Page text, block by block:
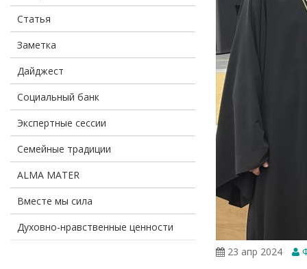
Статья
Заметка
Дайджест
Социальный банк
Экспертные сессии
Семейные традиции
ALMA MATER
Вместе мы сила
Духовно-нравственные ценности
23 апр 2024